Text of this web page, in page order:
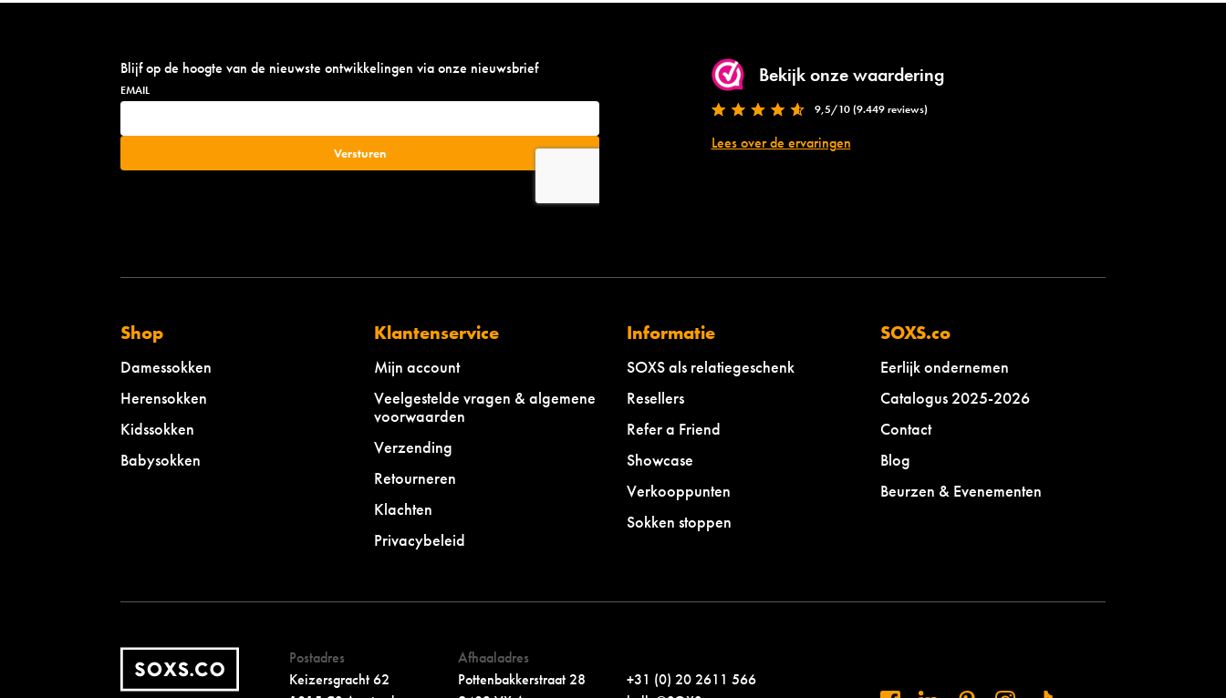
Blijf op de hoogte van de nieuwste ontwikkelingen via onze nieuwsbrief Bekijk onze waardering
9,5/10 (9.449 reviews)
Lees over de ervaringen
Shop
Damessokken
Herensokken
Kidssokken
Babysokken
Klantenservice
Mijn account
Veelgestelde vragen & algemene
voorwaarden
Verzending
Retourneren
Klachten
Privacybeleid
Informatie
SOXS als relatiegeschenk
Resellers
Refer a Friend
Showcase
Verkooppunten
Sokken stoppen
SOXS.co
Eerlijk ondernemen
Catalogus 2025-2026
Contact
Blog
Beurzen & Evenementen
Postadres
Keizersgracht 62
Afhaaladres
Pottenbakkerstraat 28
+31 (0) 20 2611 566